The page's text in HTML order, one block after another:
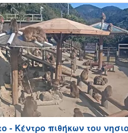
- Κέντρο πιθήκων του